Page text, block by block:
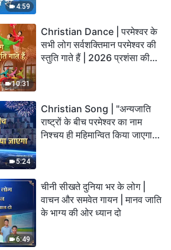
4:59
10:31
Christian Dance | परमेश्वर के
सभी लोग सर्वशक्तिमान परमेश्वर की
स्तुति गाते हैं | 2026 प्रशंसा की
5:24
Christian Song | "अन्यजाति
राष्ट्रों के बीच परमेश्वर का नाम
निश्चय ही महिमान्वित किया जाएगा" |
6:49
चीनी सीखते दुनिया भर के लोग |
वाचन और समवेत गायन | मानव जाति
के भाग्य की ओर ध्यान दो